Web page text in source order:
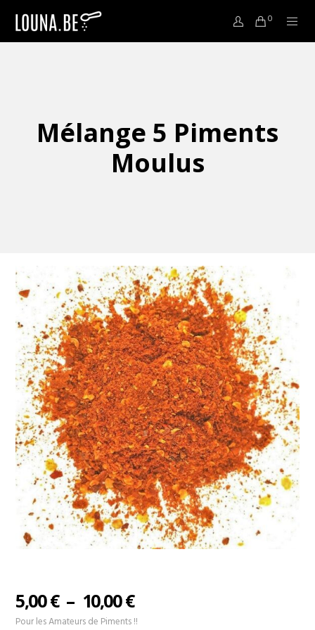
0
Mélange 5 Piments
Moulus
5,00€ – 10,00€Plage
de
Pour les Amateurs de Piments !!